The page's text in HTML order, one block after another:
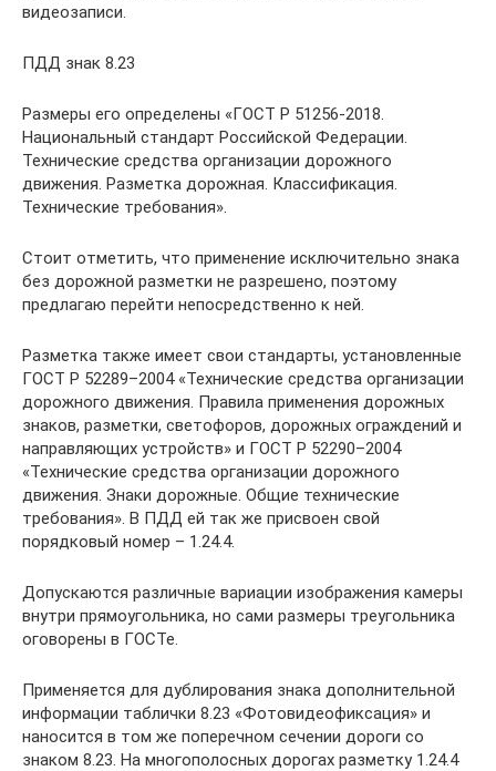
видеозаписи.
ПДД знак 8.23
Размеры его определены «ГОСТ Р 51256-2018.
Национальный стандарт Российской Федерации.
Технические средства организации дорожного
движения. Разметка дорожная. Классификация.
Технические требования».
Стоит отметить, что применение исключительно знака
без дорожной разметки не разрешено, поэтому
предлагаю перейти непосредственно к ней.
Разметка также имеет свои стандарты, установленные
ГОСТ Р 52289–2004 «Технические средства организации
дорожного движения. Правила применения дорожных
знаков, разметки, светофоров, дорожных ограждений и
направляющих устройств» и ГОСТ Р 52290–2004
«Технические средства организации дорожного
движения. Знаки дорожные. Общие технические
требования». В ПДД ей так же присвоен свой
порядковый номер – 1.24.4.
Допускаются различные вариации изображения камеры
внутри прямоугольника, но сами размеры треугольника
оговорены в ГОСТе.
Применяется для дублирования знака дополнительной
информации таблички 8.23 «Фотовидеофиксация» и
наносится в том же поперечном сечении дороги со
знаком 8.23. На многополосных дорогах разметку 1.24.4